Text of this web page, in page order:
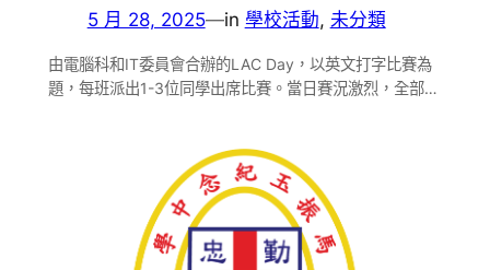
5 月 28, 2025—in 學校活動, 未分類
由電腦科和IT委員會合辦的LAC Day，以英文打字比賽為
題，每班派出1-3位同學出席比賽。當日賽況激烈，全部…